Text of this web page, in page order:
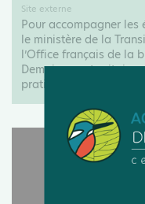
Site externe
Pour accompagner
le ministère de la
l’Office français de la
Demain mon territoire
pratiques et actions...